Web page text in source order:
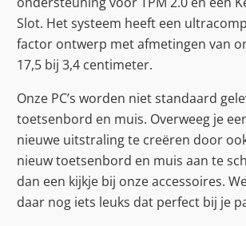
Slot. Het systeem heeft een
factor ontwerp met afmetingen van
17,5 bij 3,4 centimeter.
Onze PC’s worden niet standaard
toetsenbord en muis. Overweeg je
nieuwe uitstraling te creëren door
nieuw toetsenbord en muis aan te
dan een kijkje bij onze accessoires.
daar nog iets leuks dat perfect bij je